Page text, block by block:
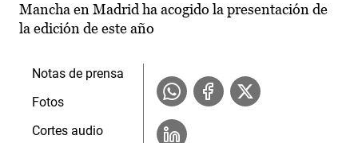
Mancha en Madrid ha acogido la presentación de
la edición de este año
Notas de prensa
Fotos
Cortes audio